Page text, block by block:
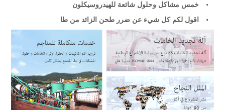
خمس مشاكل وحلول شائعة للهيدروسيكلون
اقول لكم كل شيء عن ضرر طحن الزائد من طا